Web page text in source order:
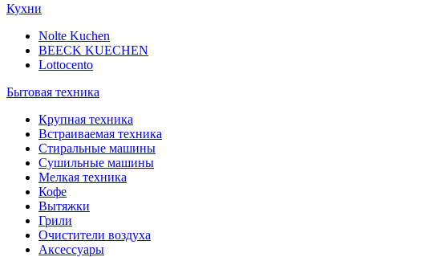
Кухни
Nolte Kuchen
BEECK KUECHEN
Lottocento
Бытовая техника
Крупная техника
Встраиваемая техника
Стиральные машины
Сушильные машины
Мелкая техника
Кофе
Вытяжки
Грили
Очистители воздуха
Аксессуары